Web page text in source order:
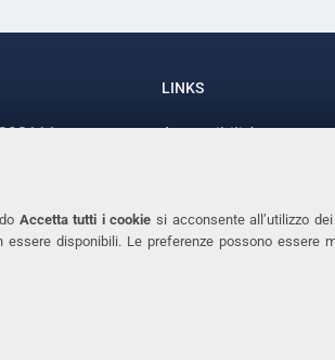
Accetta tutti i cookie si acconsente all’utilizzo
disponibili. Le preferenze possono essere
LINKS
Accessibilità
Cookies